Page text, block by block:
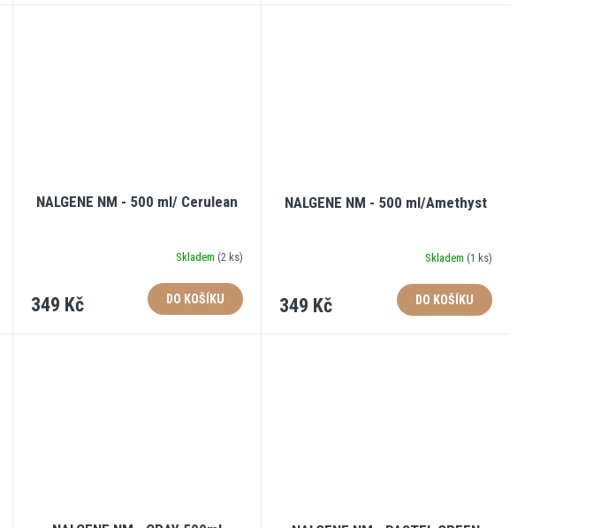
NALGENE NM - 500 ml/ Cerulean
Skladem (2 ks)
349 Kč DO KOŠÍKU
NALGENE NM - 500 ml/Amethyst
Skladem (1 ks)
349 Kč DO KOŠÍKU